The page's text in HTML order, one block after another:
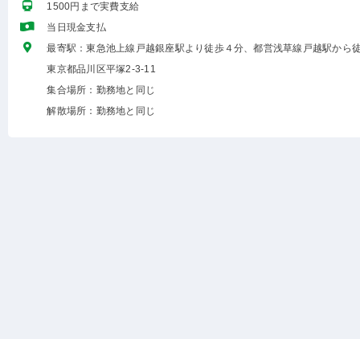
1500円まで実費支給
当日現金支払
最寄駅：東急池上線戸越銀座駅より徒歩４分、都営浅草線戸越駅から
東京都品川区平塚2-3-11
集合場所：勤務地と同じ
解散場所：勤務地と同じ